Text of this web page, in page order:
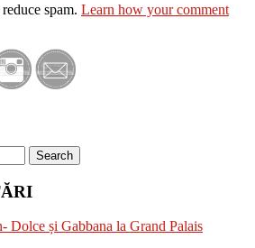
spam. Learn how your comment
Search
Dolce și Gabbana la Grand Palais